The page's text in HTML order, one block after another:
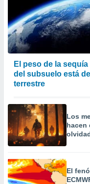
El peso de la
del subsuelo está
terrestre
Los
hacen
El